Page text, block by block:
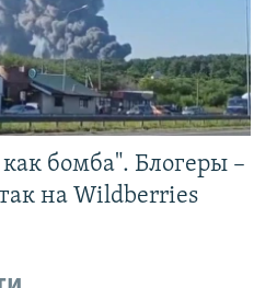
бомба". Блогеры –
на Wildberries